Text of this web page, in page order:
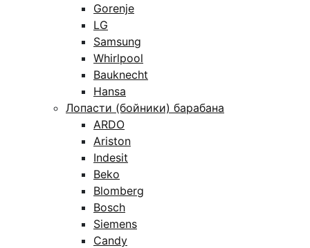
Gorenje
LG
Samsung
Whirlpool
Bauknecht
Hansa
Лопасти (бойники) барабана
ARDO
Ariston
Indesit
Beko
Blomberg
Bosch
Siemens
Candy